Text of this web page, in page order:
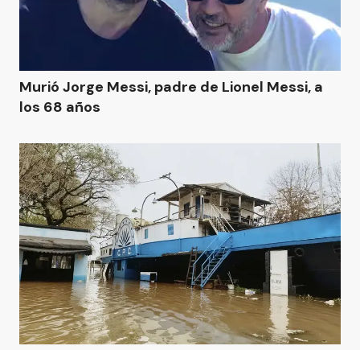
Murió Jorge Messi, padre de Lionel Messi, a
los 68 años